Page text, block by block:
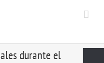
durante el